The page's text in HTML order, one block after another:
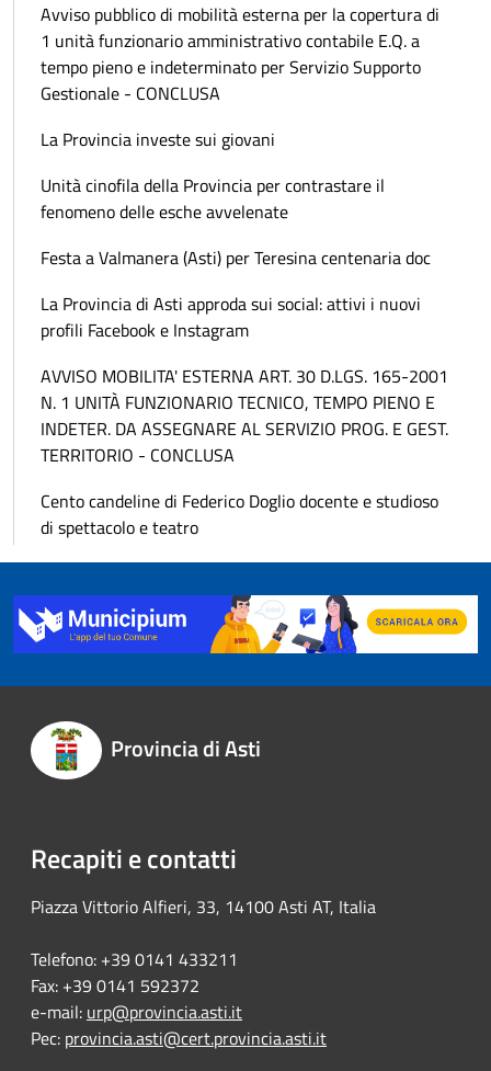
Avviso pubblico di mobilità esterna per la copertura di
1 unità funzionario amministrativo contabile E.Q. a
tempo pieno e indeterminato per Servizio Supporto
Gestionale - CONCLUSA
La Provincia investe sui giovani
Unità cinofila della Provincia per contrastare il
fenomeno delle esche avvelenate
Festa a Valmanera (Asti) per Teresina centenaria doc
La Provincia di Asti approda sui social: attivi i nuovi
profili Facebook e Instagram
AVVISO MOBILITA' ESTERNA ART. 30 D.LGS. 165-2001
N. 1 UNITÀ FUNZIONARIO TECNICO, TEMPO PIENO E
INDETER. DA ASSEGNARE AL SERVIZIO PROG. E GEST.
TERRITORIO - CONCLUSA
Cento candeline di Federico Doglio docente e studioso
di spettacolo e teatro
Provincia di Asti
Recapiti e contatti
Piazza Vittorio Alfieri, 33, 14100 Asti AT, Italia
Telefono: +39 0141 433211
Fax: +39 0141 592372
e-mail: urp@provincia.asti.it
Pec: provincia.asti@cert.provincia.asti.it